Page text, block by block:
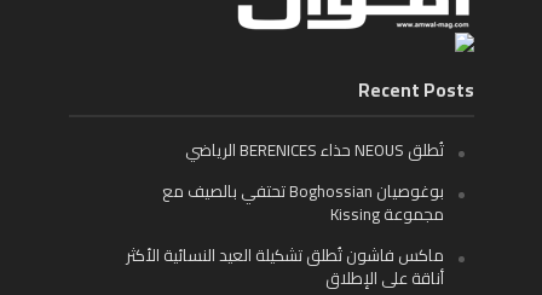
Recent Posts
تُطلق NEOUS حذاء BERENICES الرياضي
بوغوصيان Boghossian تحتفي بالصيف مع
مجموعة Kissing
ماكس فاشون تُطلق تشكيلة العيد النسائية الأكثر
أناقة على الإطلاق